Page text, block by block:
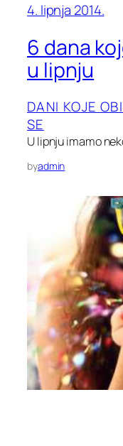
4. lipnja 2014.
6 dana
u lipnju
DANI KOJE
SE
U lipnju imamo
byadmin